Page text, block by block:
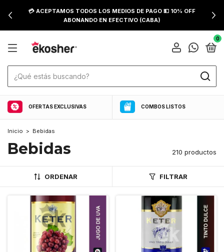
💳 ACEPTAMOS TODOS LOS MEDIOS DE PAGO 💵 10% OFF
ABONANDO EN EFECTIVO (CABA)
0
OFERTAS EXCLUSIVAS COMBOS LISTOS
Inicio > Bebidas
Bebidas 210 productos
ORDENAR FILTRAR